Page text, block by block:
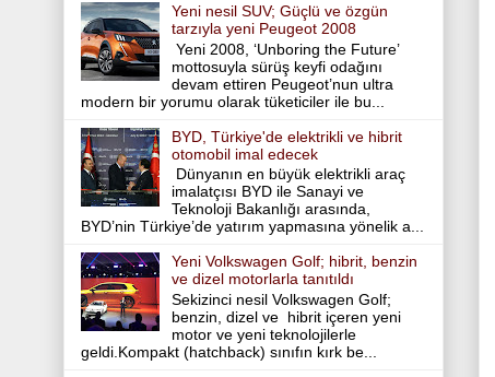
Yeni nesil SUV; Güçlü ve özgün
tarzıyla yeni Peugeot 2008
Yeni 2008, ‘Unboring the Future’
mottosuyla sürüş keyfi odağını
devam ettiren Peugeot’nun ultra
modern bir yorumu olarak tüketiciler ile bu...
BYD, Türkiye'de elektrikli ve hibrit
otomobil imal edecek
Dünyanın en büyük elektrikli araç
imalatçısı BYD ile Sanayi ve
Teknoloji Bakanlığı arasında,
BYD’nin Türkiye’de yatırım yapmasına yönelik a...
Yeni Volkswagen Golf; hibrit, benzin
ve dizel motorlarla tanıtıldı
Sekizinci nesil Volkswagen Golf;
benzin, dizel ve hibrit içeren yeni
motor ve yeni teknolojilerle
geldi.Kompakt (hatchback) sınıfın kırk be...